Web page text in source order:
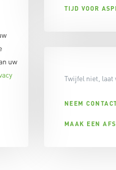
uw
TIJD VOOR
Twijfel niet, laat
NEEM
MAAK EEN